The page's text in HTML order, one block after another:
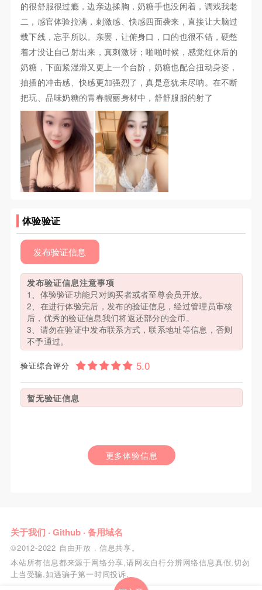
的很舒服很过瘾，边亲边揉胸，奶糖手也没闲着，调戏我老
二，感官体验拉满，刺激感、快感四面袭来，直接让大脑过
载下线，忘乎所以。亲罢，让俯身口，口的也很不错，硬憋
着才没让自己射出来，真刺激呀；啪啪时候，感觉红休后的
奶糖，下面紧湿滑又更上一个台阶，奶糖也配合扭动身姿，
抽插的冲击感、快感更加强烈了，真是意犹未尽呐。在不断
把玩、品味奶糖的青春靓丽身材中，舒舒服服的射了
体验验证
发布验证信息
发布验证信息注意事项
1、体验验证功能只对购买者或者至尊会员开放。
2、在进行体验完后，发布的验证信息，经过管理员审核
后，优秀的验证信息我们将返还部分的金币。
3、请勿在验证中发布联系方式，联系地址等信息，否则
不予通过。
验证综合评分
暂无验证信息
更多体验信息
关于我们 · Github· 备用域名
©2012-2022 自由开放，信息共享。
本站所有信息都来源于网络分享,请网友自行分辨网络信息真假,切勿
上当受骗,如遇骗子第一时间投诉.